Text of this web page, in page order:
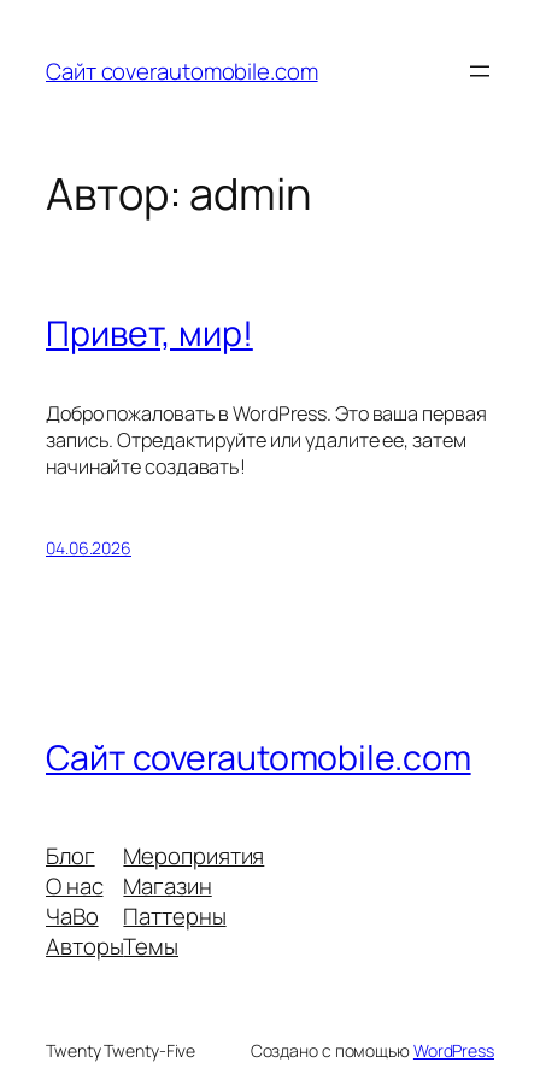
содержимому
Сайт coverautomobile.com
Автор: admin
Привет, мир!
Добро пожаловать в WordPress. Это ваша первая
запись. Отредактируйте или удалите ее, затем
начинайте создавать!
04.06.2026
Сайт coverautomobile.com
Блог
О нас
ЧаВо
Авторы
Мероприятия
Магазин
Паттерны
Темы
Twenty Twenty-Five Создано с помощьюWordPress